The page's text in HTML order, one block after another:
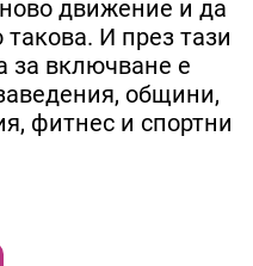
движение и да
И през тази
за включване е
общини,
фитнес и спортни